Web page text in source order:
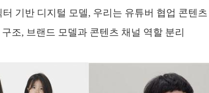
기반 디지털 모델, 우리는 유튜버 협업 콘텐츠
조, 브랜드 모델과 콘텐츠 채널 역할 분리